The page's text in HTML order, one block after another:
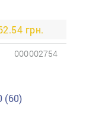
грн.
000002754
(60)